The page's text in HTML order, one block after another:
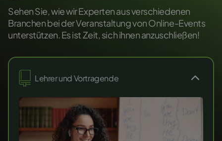
Sehen Sie, wie wir Experten aus verschiedenen
Branchen bei der Veranstaltung von Online-Events
unterstützen. Es ist Zeit, sich ihnen anzuschließen!
Lehrer und Vortragende